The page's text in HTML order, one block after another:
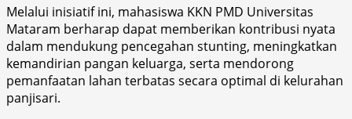
Melalui inisiatif ini, mahasiswa KKN PMD Universitas
Mataram berharap dapat memberikan kontribusi nyata
dalam mendukung pencegahan stunting, meningkatkan
kemandirian pangan keluarga, serta mendorong
pemanfaatan lahan terbatas secara optimal di kelurahan
panjisari.